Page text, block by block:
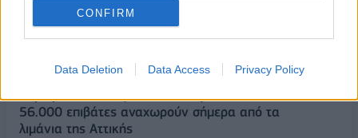
CONFIRM
Data Deletion Data Access Privacy Policy
Αλ. Τσίπρας: Στις 2 Σεπτεμβρίου η παρουσίαση του
οικονομικού προγράμματος της ΕΛ.Α.Σ. στη
Θεσσαλονίκη
09/08/2026 - 10:03 ΠΟΛΙΤΙΚΗ
Κορυφώνεται η έξοδος του Αυγούστου – Πάνω από
56.000 επιβάτες αναχωρούν σήμερα από τα
λιμάνια της Αττικής